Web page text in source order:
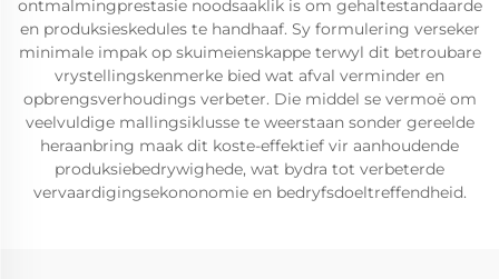
ontmalmingprestasie noodsaaklik is om gehaltestandaarde
en produksieskedules te handhaaf. Sy formulering verseker
minimale impak op skuimeienskappe terwyl dit betroubare
vrystellingskenmerke bied wat afval verminder en
opbrengsverhoudings verbeter. Die middel se vermoë om
veelvuldige mallingsiklusse te weerstaan sonder gereelde
heraanbring maak dit koste-effektief vir aanhoudende
produksiebedrywighede, wat bydra tot verbeterde
vervaardigingsekononomie en bedryfsdoeltreffendheid.